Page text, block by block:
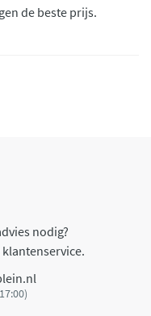
de beste prijs.
nodig?